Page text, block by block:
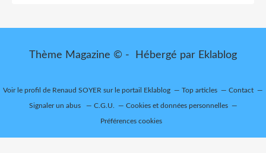
Thème Magazine © - Hébergé par Eklablog
Voir le profil de Renaud SOYER sur le portail Eklablog Top articles Contact
Signaler un abus C.G.U. Cookies et données personnelles
Préférences cookies